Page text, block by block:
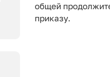
общей
приказу.